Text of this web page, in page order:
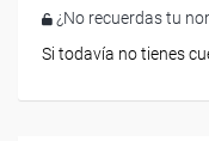
¿No recuerdas tu
Si todavía no tienes